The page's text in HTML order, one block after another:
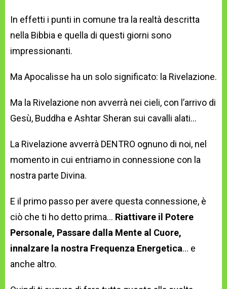
In effetti i punti in comune tra la realtà descritta
nella Bibbia e quella di questi giorni sono
impressionanti.
Ma Apocalisse ha un solo significato: la Rivelazione.
Ma la Rivelazione non avverrà nei cieli, con l’arrivo di
Gesù, Buddha e Ashtar Sheran sui cavalli alati…
La Rivelazione avverrà DENTRO ognuno di noi, nel
momento in cui entriamo in connessione con la
nostra parte Divina.
E il primo passo per avere questa connessione, è
ciò che ti ho detto prima… Riattivare il Potere
Personale, Passare dalla Mente al Cuore,
innalzare la nostra Frequenza Energetica… e
anche altro.